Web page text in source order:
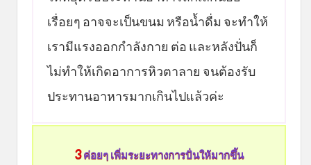
เรื่อยๆ อาจจะเป็นขนม หรือน้ำดื่ม จะทำให้
เรามีแรงออกกำลังกาย ต่อ และหลังปั่นก็
ไม่ทำให้เกิดอาการหิวตาลาย จนต้องรับ
ประทานอาหารมากเกินไปแล้วค่ะ
3ค่อยๆ เพิ่มระยะทางการปั่นให้มากขึ้น